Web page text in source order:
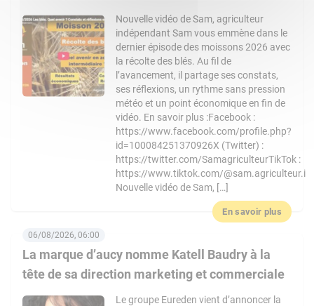
Nouvelle vidéo de Sam, agriculteur
indépendant Sam vous emmène dans le
dernier épisode des moissons 2026 avec
la récolte des blés. Au fil de
l’avancement, il partage ses constats,
ses réflexions, un rythme sans pression
météo et un point économique en fin de
vidéo. En savoir plus :Facebook :
https://www.facebook.com/profile.php?
id=100084251370926X (Twitter) :
https://twitter.com/SamagriculteurTikTok :
https://www.tiktok.com/@sam.agriculteur.i
Nouvelle vidéo de Sam, […]
En savoir plus
La marque d’aucy nomme Katell Baudry à la
tête de sa direction marketing et commerciale
06/08/2026, 06:00
Le groupe Eureden vient d’annoncer la